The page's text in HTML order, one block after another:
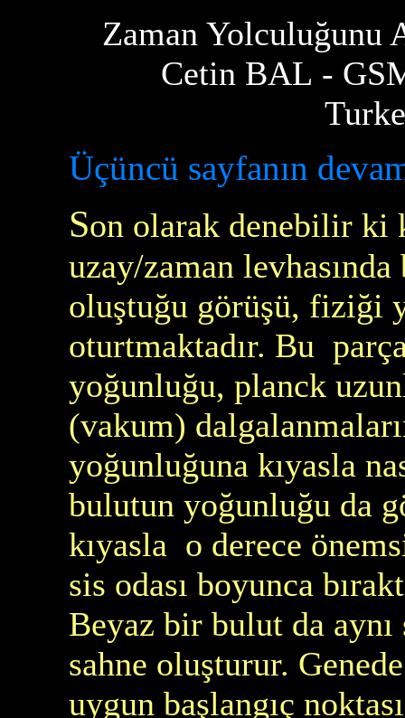
Zaman Yolculuğunu
Cetin BAL -
Üçüncü sayfanın
Son olarak denebilir ki
uzay/zaman
oluştuğu görüşü, fiziği
oturtmaktadır. Bu
yoğunluğu, planck
(vakum)
yoğunluğuna kıyasla
bulutun yoğunluğu da
kıyasla o derece
sis odası boyunca
Beyaz bir bulut da
sahne oluşturur.
uygun başlangıç